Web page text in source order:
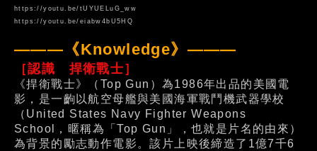
https://youtu.be/tUYUELuG_ww
https://youtu.be/eiabw4bU5HQ
———《Knowledge》———
［認識 捍衛戰士］
《捍衛戰士》（Top Gun）為1986年出品的美國電
影，是一齣以航空母艦與美國海軍戰鬥機武器學校
（United States Navy Fighter Weapons
School，暱稱為「Top Gun」，也就是片名的由來）
為背景的勵志動作電影。該片上映後締造了1億7千6